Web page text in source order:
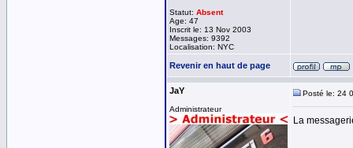
Statut: Absent
Age: 47
Inscrit le: 13 Nov 2003
Messages: 9392
Localisation: NYC
Revenir en haut de page
JaY
Administrateur
Posté le: 24
La